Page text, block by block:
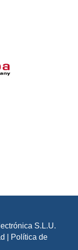
S.L.U.
Política de